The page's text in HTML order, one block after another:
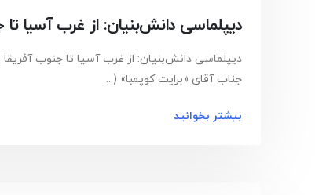
دیپلماسی دانش‌بنیان: از غرب آسیا تا
دیپلماسی دانش‌بنیان: از غرب آسیا تا جنوب آفریقا
جناب آقای «برایت کوپمبا» (...
بیشتر بخوانید